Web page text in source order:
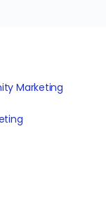
Marketing